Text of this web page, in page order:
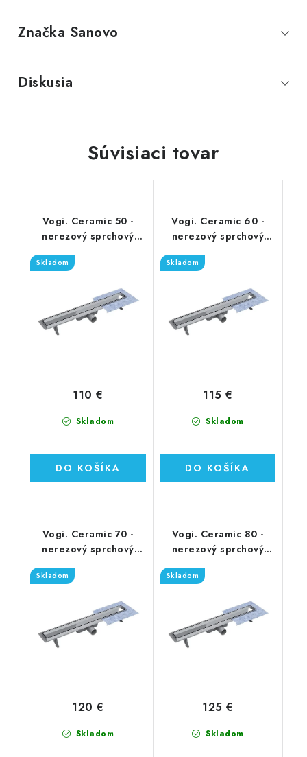
Značka Sanovo
Diskusia
Súvisiaci tovar
Vogi. Ceramic 50 -
nerezový sprchový
žľab 50 cm (RD50set)
Skladom
Skladom
110 €
DO KOŠÍKA
Vogi. Ceramic 60 -
nerezový sprchový
žľab 60 cm (RD60set)
Skladom
Skladom
115 €
DO KOŠÍKA
Vogi. Ceramic 70 -
nerezový sprchový
Skladom
Skladom
120 €
Vogi. Ceramic 80 -
nerezový sprchový
Skladom
Skladom
125 €